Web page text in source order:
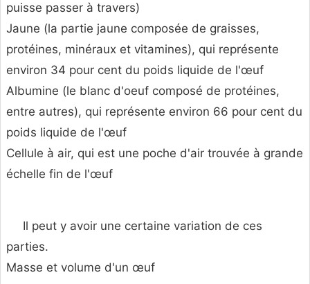
puisse passer à travers)
Jaune (la partie jaune composée de graisses,
protéines, minéraux et vitamines), qui représente
environ 34 pour cent du poids liquide de l'œuf
Albumine (le blanc d'oeuf composé de protéines,
entre autres), qui représente environ 66 pour cent du
poids liquide de l'œuf
Cellule à air, qui est une poche d'air trouvée à grande
échelle fin de l'œuf
Il peut y avoir une certaine variation de ces
parties.
Masse et volume d'un œuf